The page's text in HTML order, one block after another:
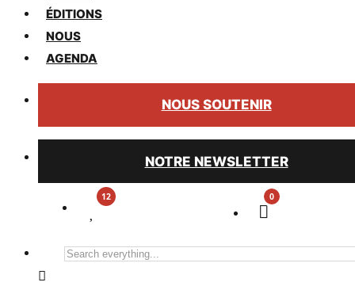
ÉDITIONS
NOUS
AGENDA
NOUS SOUTENIR
NOTRE NEWSLETTER
0
Search